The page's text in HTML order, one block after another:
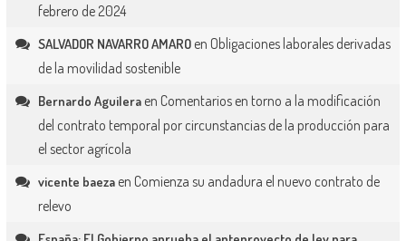
febrero de 2024
SALVADOR NAVARRO AMAROen Obligaciones laborales derivadas
de la movilidad sostenible
Bernardo Aguileraen Comentarios en torno a la modificación
del contrato temporal por circunstancias de la producción para
el sector agrícola
vicente baezaen Comienza su andadura el nuevo contrato de
relevo